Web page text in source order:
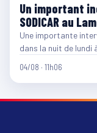
Un important
SODICAR au
Une importante
dans la nuit de lundi
04/08 · 11h06